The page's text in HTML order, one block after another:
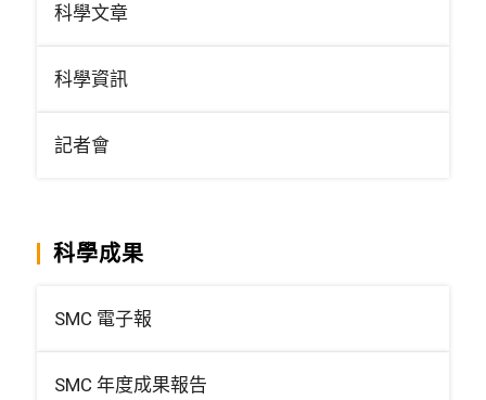
科學文章
科學資訊
記者會
科學成果
SMC 電子報
SMC 年度成果報告